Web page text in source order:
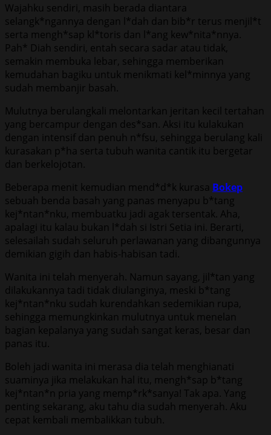
Wajahku sendiri, masih berada diantara
selangk*ngannya dengan l*dah dan bib*r terus menjil*t
serta mengh*sap kl*toris dan l*ang kew*nita*nnya.
Pah* Diah sendiri, entah secara sadar atau tidak,
semakin membuka lebar, sehingga memberikan
kemudahan bagiku untuk menikmati kel*minnya yang
sudah membanjir basah.
Mulutnya berulangkali melontarkan jeritan kecil tertahan
yang bercampur dengan des*san. Aksi itu kulakukan
dengan intensif dan penuh n*fsu, sehingga berulang kali
kurasakan p*ha serta tubuh wanita cantik itu bergetar
dan berkelojotan.
Beberapa menit kemudian mend*d*k kurasa Bokep
sebuah benda basah yang panas menyapu b*tang
kej*ntan*nku, membuatku jadi agak tersentak. Aha,
apalagi itu kalau bukan l*dah si Istri Setia ini. Berarti,
selesailah sudah seluruh perlawanan yang dibangunnya
demikian gigih dan habis-habisan tadi.
Wanita ini telah menyerah. Namun sayang, jil*tan yang
dilakukannya tadi tidak diulanginya, meski b*tang
kej*ntan*nku sudah kurendahkan sedemikian rupa,
sehingga memungkinkan mulutnya untuk menelan
bagian kepalanya yang sudah sangat keras, besar dan
panas itu.
Boleh jadi wanita ini merasa dia telah menghianati
suaminya jika melakukan hal itu, mengh*sap b*tang
kej*ntan*n pria yang memp*rk*sanya! Tak apa. Yang
penting sekarang, aku tahu dia sudah menyerah. Aku
cepat kembali membalikkan tubuh.